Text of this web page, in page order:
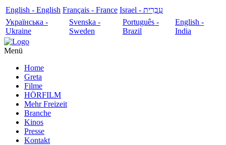
English - English Français - France
עִבְרִית - Israel
Українська -
Ukraine
Svenska -
Sweden
Português -
Brazil
English -
India
Menü
Home
Greta
Filme
HÖRFILM
Mehr Freizeit
Branche
Kinos
Presse
Kontakt